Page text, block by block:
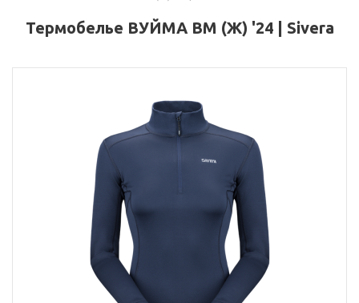
Термобелье ВУЙМА ВМ (Ж) '24 | Sivera